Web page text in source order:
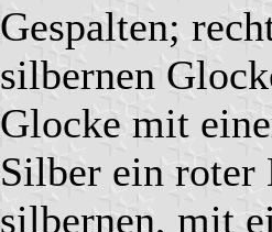
Gespalten;
silbernen
Glocke mit
Silber ein roter
silbernen, mit